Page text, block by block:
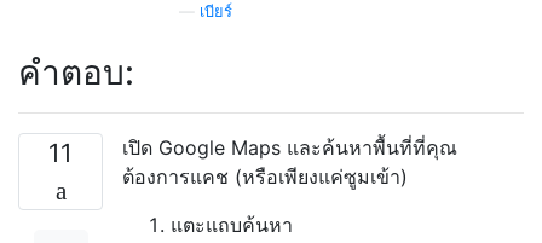
เบียร์
คำตอบ:
11
เปิด Google Maps และค้นหาพื้นที่ที่คุณ
ต้องการแคช (หรือเพียงแค่ซูมเข้า)
แตะแถบค้นหา